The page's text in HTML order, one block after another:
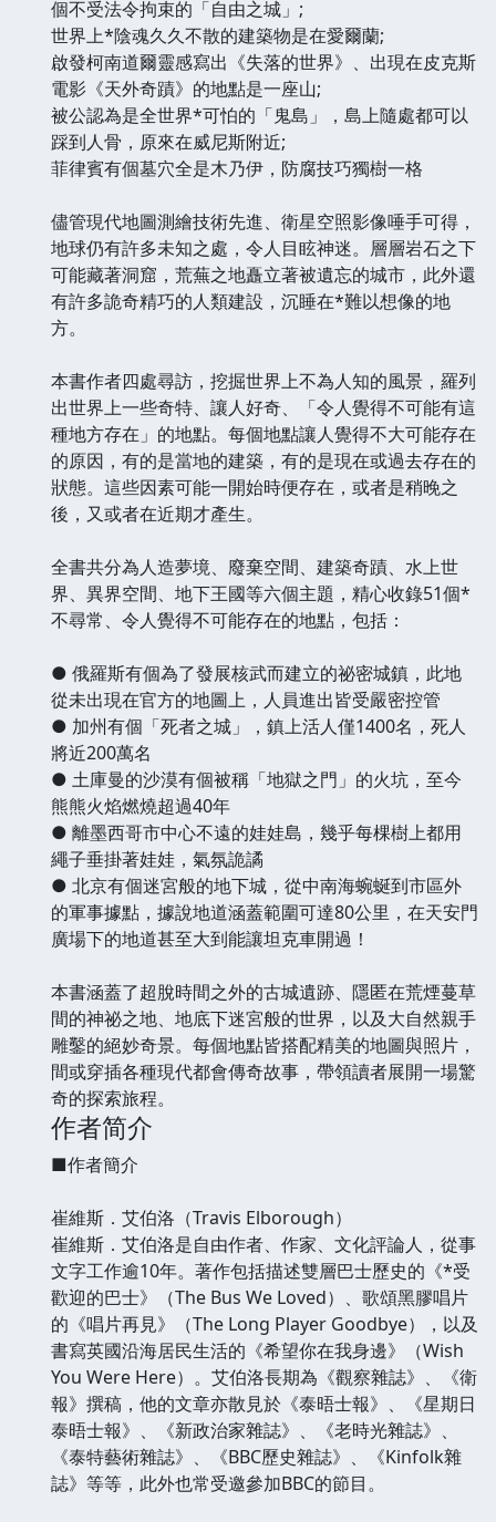
個不受法令拘束的「自由之城」;
世界上*陰魂久久不散的建築物是在愛爾蘭;
啟發柯南道爾靈感寫出《失落的世界》、出現在皮克斯
電影《天外奇蹟》的地點是一座山;
被公認為是全世界*可怕的「鬼島」，島上隨處都可以
踩到人骨，原來在威尼斯附近;
菲律賓有個墓穴全是木乃伊，防腐技巧獨樹一格
儘管現代地圖測繪技術先進、衛星空照影像唾手可得，
地球仍有許多未知之處，令人目眩神迷。層層岩石之下
可能藏著洞窟，荒蕪之地矗立著被遺忘的城市，此外還
有許多詭奇精巧的人類建設，沉睡在*難以想像的地
方。
本書作者四處尋訪，挖掘世界上不為人知的風景，羅列
出世界上一些奇特、讓人好奇、「令人覺得不可能有這
種地方存在」的地點。每個地點讓人覺得不大可能存在
的原因，有的是當地的建築，有的是現在或過去存在的
狀態。這些因素可能一開始時便存在，或者是稍晚之
後，又或者在近期才產生。
全書共分為人造夢境、廢棄空間、建築奇蹟、水上世
界、異界空間、地下王國等六個主題，精心收錄51個*
不尋常、令人覺得不可能存在的地點，包括：
● 俄羅斯有個為了發展核武而建立的祕密城鎮，此地
從未出現在官方的地圖上，人員進出皆受嚴密控管
● 加州有個「死者之城」，鎮上活人僅1400名，死人
將近200萬名
● 土庫曼的沙漠有個被稱「地獄之門」的火坑，至今
熊熊火焰燃燒超過40年
● 離墨西哥市中心不遠的娃娃島，幾乎每棵樹上都用
繩子垂掛著娃娃，氣氛詭譎
● 北京有個迷宮般的地下城，從中南海蜿蜒到市區外
的軍事據點，據說地道涵蓋範圍可達80公里，在天安門
廣場下的地道甚至大到能讓坦克車開過！
本書涵蓋了超脫時間之外的古城遺跡、隱匿在荒煙蔓草
間的神祕之地、地底下迷宮般的世界，以及大自然親手
雕鑿的絕妙奇景。每個地點皆搭配精美的地圖與照片，
間或穿插各種現代都會傳奇故事，帶領讀者展開一場驚
奇的探索旅程。
作者简介
■作者簡介
崔維斯．艾伯洛（Travis Elborough）
崔維斯．艾伯洛是自由作者、作家、文化評論人，從事
文字工作逾10年。著作包括描述雙層巴士歷史的《*受
歡迎的巴士》（The Bus We Loved）、歌頌黑膠唱片
的《唱片再見》（The Long Player Goodbye），以及
書寫英國沿海居民生活的《希望你在我身邊》（Wish
You Were Here）。艾伯洛長期為《觀察雜誌》、《衛
報》撰稿，他的文章亦散見於《泰晤士報》、《星期日
泰晤士報》、《新政治家雜誌》、《老時光雜誌》、
《泰特藝術雜誌》、《BBC歷史雜誌》、《Kinfolk雜
誌》等等，此外也常受邀參加BBC的節目。